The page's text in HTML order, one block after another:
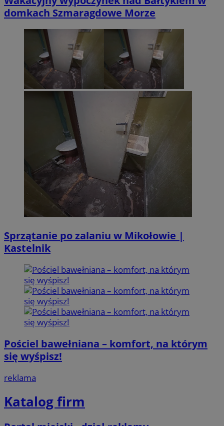
domkach Szmaragdowe Morze
Sprzątanie po zalaniu w Mikołowie |
Kastelnik
Pościel bawełniana – komfort, na którym
się wyśpisz!
reklama
Katalog firm